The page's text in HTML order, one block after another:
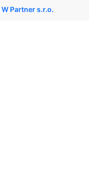
W Partner s.r.o.